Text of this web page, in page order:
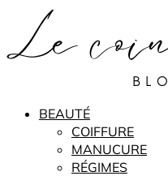
BEAUTÉ
COIFFURE
MANUCURE
RÉGIMES